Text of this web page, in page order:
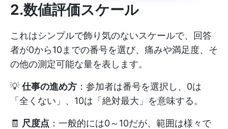
2.数値評価スケール
これはシンプルで飾り気のないスケールで、回答
者が0から10までの番号を選び、痛みや満足度、そ
の他の測定可能な量を表します。
💡仕事の進め方 ：参加者は番号を選択し、0は
「全くない」、10は「絶対最大」を意味する。
🧾 尺度点 ：一般的には0～10だが、範囲は様々で